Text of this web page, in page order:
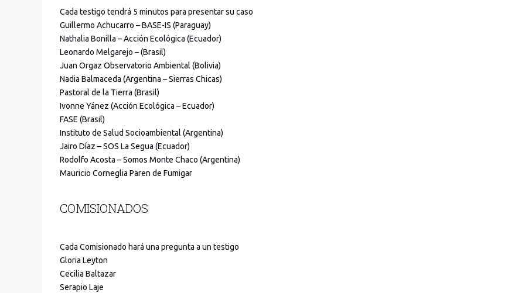
Cada testigo tendrá 5 minutos para presentar su caso
Guillermo Achucarro – BASE-IS (Paraguay)
Nathalia Bonilla – Acción Ecológica (Ecuador)
Leonardo Melgarejo – (Brasil)
Juan Orgaz Observatorio Ambiental (Bolivia)
Nadia Balmaceda (Argentina – Sierras Chicas)
Pastoral de la Tierra (Brasil)
Ivonne Yánez (Acción Ecológica – Ecuador)
FASE (Brasil)
Instituto de Salud Socioambiental (Argentina)
Jairo Díaz – SOS La Segua (Ecuador)
Rodolfo Acosta – Somos Monte Chaco (Argentina)
Mauricio Corneglia Paren de Fumigar
COMISIONADOS
Cada Comisionado hará una pregunta a un testigo
Gloria Leyton
Cecilia Baltazar
Serapio Laje